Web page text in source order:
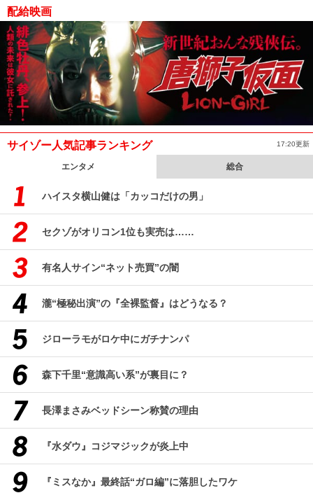
配給映画
サイゾー人気記事ランキング 17:20更新
エンタメ 総合
ハイスタ横山健は「カッコだけの男」
セクゾがオリコン1位も実売は……
有名人サイン“ネット売買”の闇
瀧“極秘出演”の『全裸監督』はどうなる？
ジローラモがロケ中にガチナンパ
森下千里“意識高い系”が裏目に？
長澤まさみベッドシーン称賛の理由
『水ダウ』コジマジックが炎上中
『ミスなか』最終話“ガロ編”に落胆したワケ